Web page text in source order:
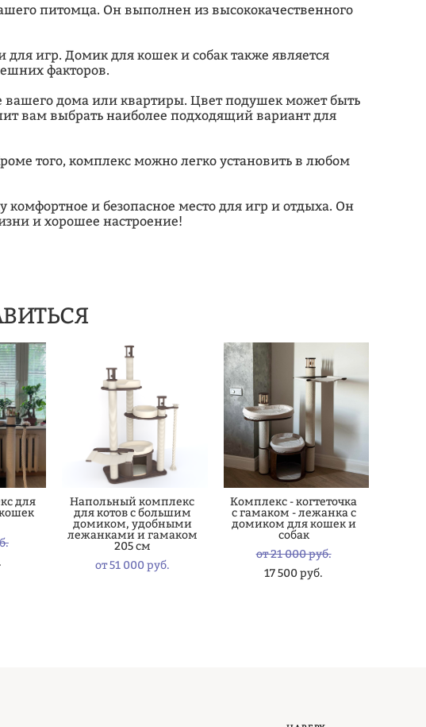
питомца. Он выполнен из высококачественного
для игр. Домик для кошек и собак также является
факторов.
вашего дома или квартиры. Цвет подушек может быть
вам выбрать наиболее подходящий вариант для
того, комплекс можно легко установить в любом
комфортное и безопасное место для игр и отдыха. Он
и хорошее настроение!
для Напольный комплекс
для котов с большим
домиком, удобными
лежанками и гамаком
205 см
от 51 000 pуб.
Комплекс - когтеточка
с гамаком - лежанка с
домиком для кошек и
собак
от 21 000 pуб.
17 500 pуб.